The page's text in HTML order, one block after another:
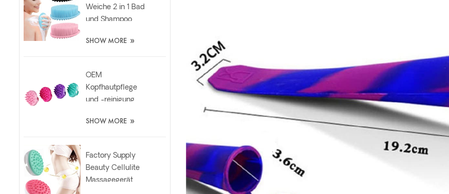
Weiche 2 in 1 Bad
und Shampoo
Körperwäscherbürste
SHOW MORE »
OEM
Kopfhautpflege
und -reinigung
Shampoo Silikon
SHOW MORE »
Factory Supply
Beauty Cellulite
Massagegerät